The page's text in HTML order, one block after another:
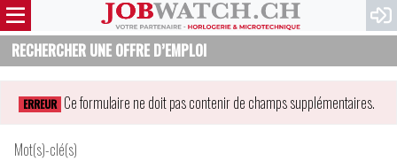
RECHERCHER UNE OFFRE D’EMPLOI
ERREUR Ce formulaire ne doit pas contenir de champs supplémentaires.
Mot(s)-clé(s)